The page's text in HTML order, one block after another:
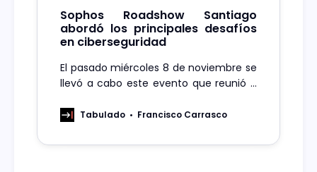
Sophos Roadshow Santiago
abordó los principales desafíos
en ciberseguridad
El pasado miércoles 8 de noviembre se
llevó a cabo este evento que reunió a
protección digital y a los directivos y
Tabulado Francisco Carrasco